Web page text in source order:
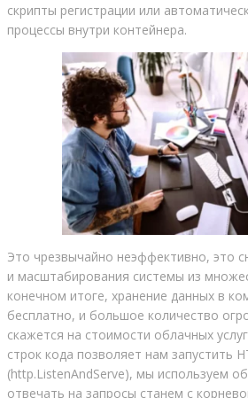
скрипты регистрации или
процессы внутри контейнера.
Это чрезвычайно неэффективно, это
и масштабирования системы из
конечном итоге, хранение данных в
бесплатно, и большое количество
скажется на стоимости облачных
строк кода позволяет нам запустить
(http.ListenAndServe), мы используем
отвечать на запросы станем с